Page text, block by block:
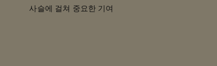
사슬에 걸쳐 중요한 기여